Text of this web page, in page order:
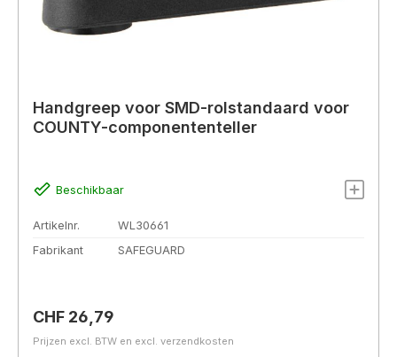
Handgreep voor SMD-rolstandaard voor
COUNTY-componententeller
Beschikbaar
Artikelnr.
WL30661
Fabrikant
SAFEGUARD
Normale prijs:
CHF 26,79
Prijzen excl. BTW en excl. verzendkosten